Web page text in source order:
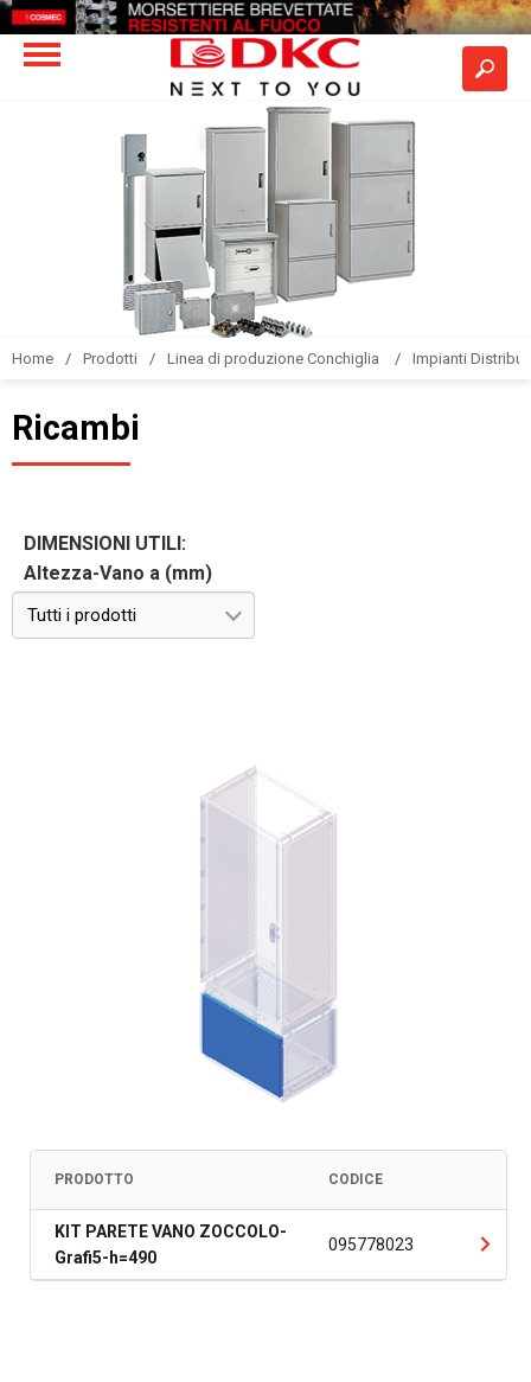
Home Prodotti Linea di produzione Conchiglia Impianti
Ricambi
DIMENSIONI UTILI:
Altezza-Vano a (mm)
Tutti i prodotti
PRODOTTO CODICE
KIT PARETE VANO ZOCCOLO-
Grafi5-h=490
095778023